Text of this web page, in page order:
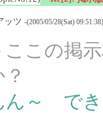
ッツ -(2005/05/28(Sat) 09:51:38)
ここの掲
ん～ でき